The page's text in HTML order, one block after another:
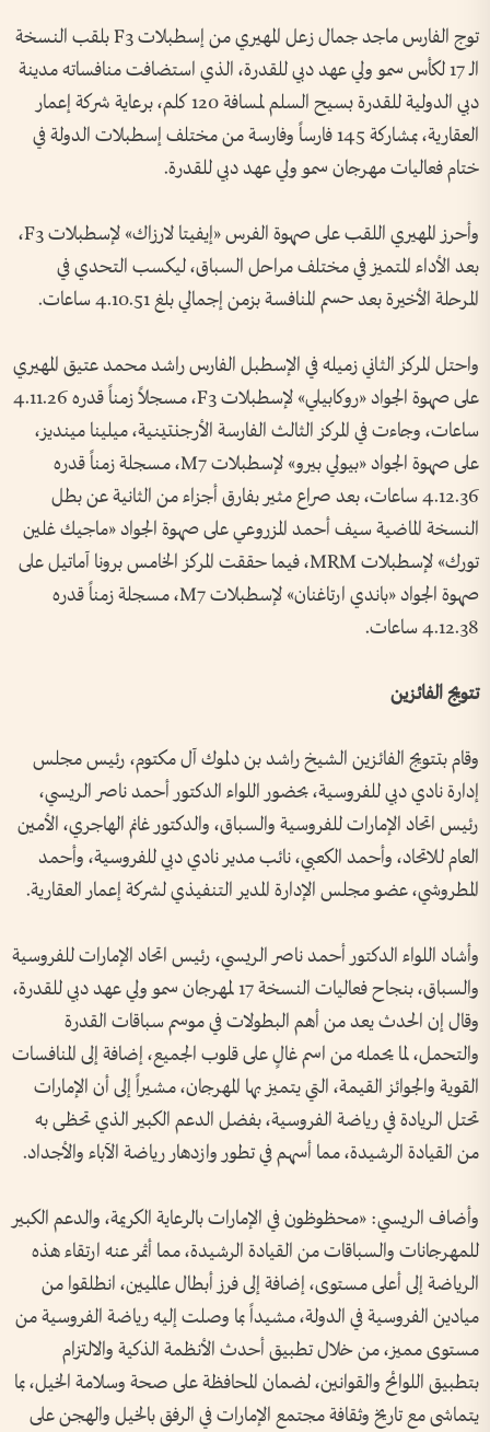
توج الفارس ماجد جمال زعل المهيري من إسطبلات F3 بلقب النسخة
الـ 17 لكأس سمو ولي عهد دبي للقدرة، الذي استضافت منافساته مدينة
دبي الدولية للقدرة بسيح السلم لمسافة 120 كلم، برعاية شركة إعمار
العقارية، بمشاركة 145 فارساً وفارسة من مختلف إسطبلات الدولة في
ختام فعاليات مهرجان سمو ولي عهد دبي للقدرة.
وأحرز المهيري اللقب على صهوة الفرس «إيفيتا لارزاك» لإسطبلات F3،
بعد الأداء المتميز في مختلف مراحل السباق، ليكسب التحدي في
المرحلة الأخيرة بعد حسم المنافسة بزمن إجمالي بلغ 4.10.51 ساعات.
واحتل المركز الثاني زميله في الإسطبل الفارس راشد محمد عتيق المهيري
على صهوة الجواد «روكابيلي» لإسطبلات F3، مسجلاً زمناً قدره 4.11.26
ساعات، وجاءت في المركز الثالث الفارسة الأرجنتينية، ميلينا مينديز،
على صهوة الجواد «بيولي بيرو» لإسطبلات M7، مسجلة زمناً قدره
4.12.36 ساعات، بعد صراع مثير بفارق أجزاء من الثانية عن بطل
النسخة الماضية سيف أحمد المزروعي على صهوة الجواد «ماجيك غلين
تورك» لإسطبلات MRM، فيما حققت المركز الخامس برونا آماتيل على
صهوة الجواد «باندي ارتاغنان» لإسطبلات M7، مسجلة زمناً قدره
4.12.38 ساعات.
تتويج الفائزين
وقام بتتويج الفائزين الشيخ راشد بن دلموك آل مكتوم، رئيس مجلس
إدارة نادي دبي للفروسية، بحضور اللواء الدكتور أحمد ناصر الريسي،
رئيس اتحاد الإمارات للفروسية والسباق، والدكتور غانم الهاجري، الأمين
العام للاتحاد، وأحمد الكعبي، نائب مدير نادي دبي للفروسية، وأحمد
المطروشي، عضو مجلس الإدارة المدير التنفيذي لشركة إعمار العقارية.
وأشاد اللواء الدكتور أحمد ناصر الريسي، رئيس اتحاد الإمارات للفروسية
والسباق، بنجاح فعاليات النسخة 17 لمهرجان سمو ولي عهد دبي للقدرة،
وقال إن الحدث يعد من أهم البطولات في موسم سباقات القدرة
والتحمل، لما يحمله من اسم غالٍ على قلوب الجميع، إضافة إلى المنافسات
القوية والجوائز القيمة، التي يتميز بها المهرجان، مشيراً إلى أن الإمارات
تحتل الريادة في رياضة الفروسية، بفضل الدعم الكبير الذي تحظى به
من القيادة الرشيدة، مما أسهم في تطور وازدهار رياضة الآباء والأجداد.
وأضاف الريسي: «محظوظون في الإمارات بالرعاية الكريمة، والدعم الكبير
للمهرجانات والسباقات من القيادة الرشيدة، مما أثمر عنه ارتقاء هذه
الرياضة إلى أعلى مستوى، إضافة إلى فرز أبطال عالميين، انطلقوا من
ميادين الفروسية في الدولة، مشيداً بما وصلت إليه رياضة الفروسية من
مستوى مميز، من خلال تطبيق أحدث الأنظمة الذكية والالتزام
بتطبيق اللوائح والقوانين، لضمان المحافظة على صحة وسلامة الخيل، بما
يتماشى مع تاريخ وثقافة مجتمع الإمارات في الرفق بالخيل والهجن على